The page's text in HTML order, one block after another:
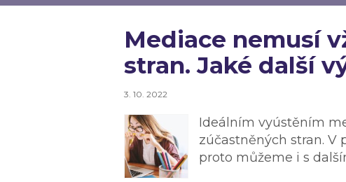
Mediace nemusí
stran. Jaké další
3. 10. 2022
Ideálním vyústěním
zúčastněných stran. V
proto můžeme i s